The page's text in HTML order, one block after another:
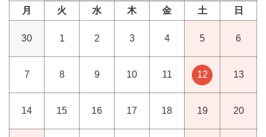
月 火 水 木 金 土 日
30 1 2 3 4 5 6
7 8 9 10 11 12 13
14 15 16 17 18 19 20